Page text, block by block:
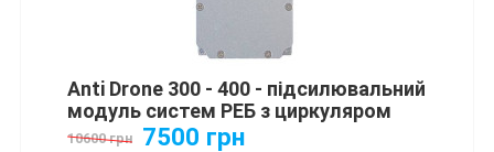
Anti Drone 300 - 400 - підсилювальний
модуль систем РЕБ з циркуляром
10600 грн 7500 грн